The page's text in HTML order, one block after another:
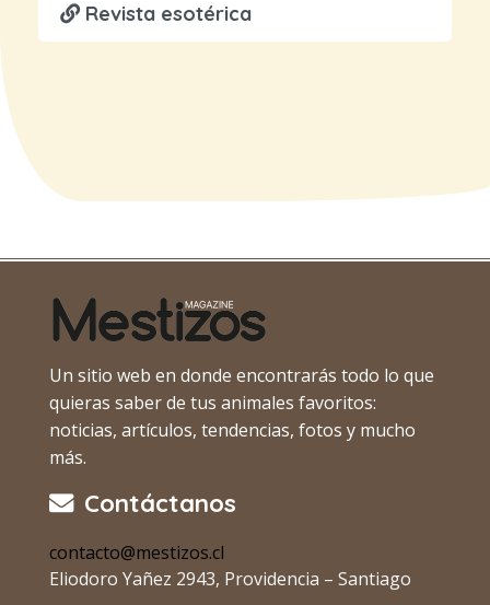
Revista esotérica
Un sitio web en donde encontrarás todo lo que
quieras saber de tus animales favoritos:
noticias, artículos, tendencias, fotos y mucho
más.
Contáctanos
contacto@mestizos.cl
Eliodoro Yañez 2943, Providencia – Santiago